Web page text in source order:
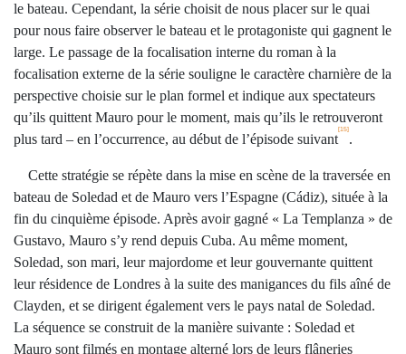
le bateau. Cependant, la série choisit de nous placer sur le quai
pour nous faire observer le bateau et le protagoniste qui gagnent le
large. Le passage de la focalisation interne du roman à la
focalisation externe de la série souligne le caractère charnière de la
perspective choisie sur le plan formel et indique aux spectateurs
qu’ils quittent Mauro pour le moment, mais qu’ils le retrouveront
plus tard – en l’occurrence, au début de l’épisode suivant
[15]
.
Cette stratégie se répète dans la mise en scène de la traversée en
bateau de Soledad et de Mauro vers l’Espagne (Cádiz), située à la
fin du cinquième épisode. Après avoir gagné « La Templanza » de
Gustavo, Mauro s’y rend depuis Cuba. Au même moment,
Soledad, son mari, leur majordome et leur gouvernante quittent
leur résidence de Londres à la suite des manigances du fils aîné de
Clayden, et se dirigent également vers le pays natal de Soledad.
La séquence se construit de la manière suivante : Soledad et
Mauro sont filmés en montage alterné lors de leurs flâneries